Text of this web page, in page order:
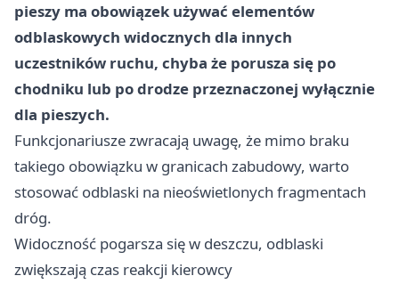
pieszy ma obowiązek używać elementów
odblaskowych widocznych dla innych
uczestników ruchu, chyba że porusza się po
chodniku lub po drodze przeznaczonej wyłącznie
dla pieszych.
Funkcjonariusze zwracają uwagę, że mimo braku
takiego obowiązku w granicach zabudowy, warto
stosować odblaski na nieoświetlonych fragmentach
dróg.
Widoczność pogarsza się w deszczu, odblaski
zwiększają czas reakcji kierowcy